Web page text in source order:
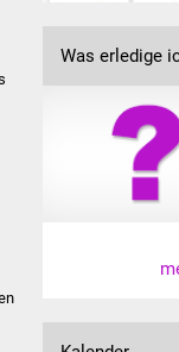
Was erledige